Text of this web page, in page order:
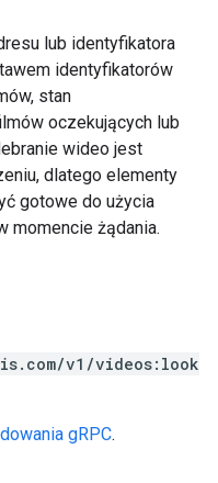
lub identyfikatora
identyfikatorów
stan
oczekujących lub
wideo jest
dlatego elementy
gotowe do użycia
momencie żądania.
v1/videos:look
gRPC.